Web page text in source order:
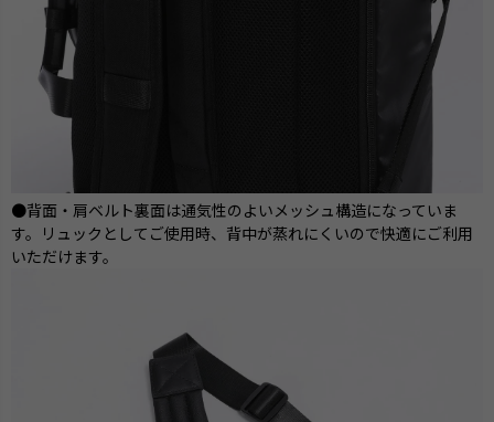
●背面・肩ベルト裏面は通気性のよいメッシュ構造になっていま
す。リュックとしてご使用時、背中が蒸れにくいので快適にご利用
いただけます。